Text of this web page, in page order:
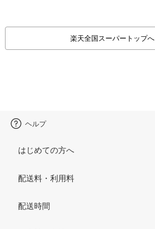
楽天全国スーパートップへ
ヘルプ
はじめての方へ
配送料・利用料
配送時間